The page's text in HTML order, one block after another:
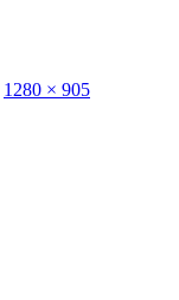
1280 × 905